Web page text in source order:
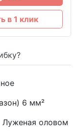
в 1 клик
6 мм²
Луженая оловом